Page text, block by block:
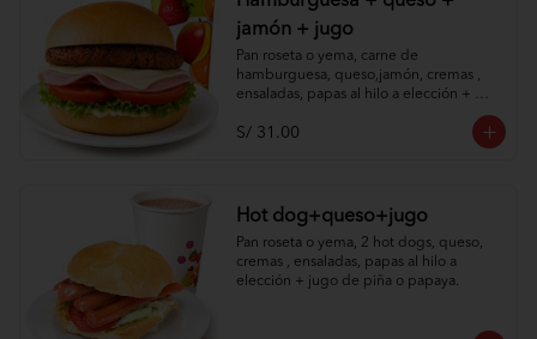
jamón + jugo
Pan roseta o yema, carne de
hamburguesa, queso,jamón, cremas ,
ensaladas, papas al hilo a elección +
S/ 31.00
Hot dog+queso+jugo
Pan roseta o yema, 2 hot dogs, queso,
cremas , ensaladas, papas al hilo a
elección + jugo de piña o papaya.